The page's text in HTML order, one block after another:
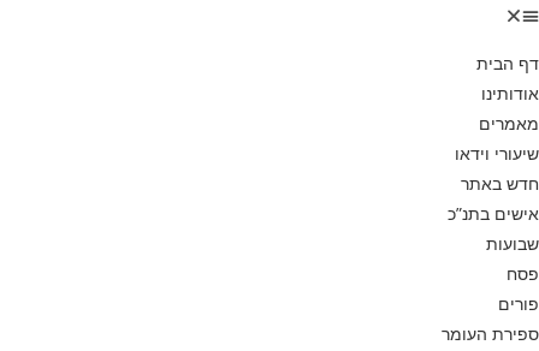
דף הבית
אודותינו
מאמרים
שיעורי וידאו
חדש באתר
אישים בתנ”כ
שבועות
פסח
פורים
ספירת העומר